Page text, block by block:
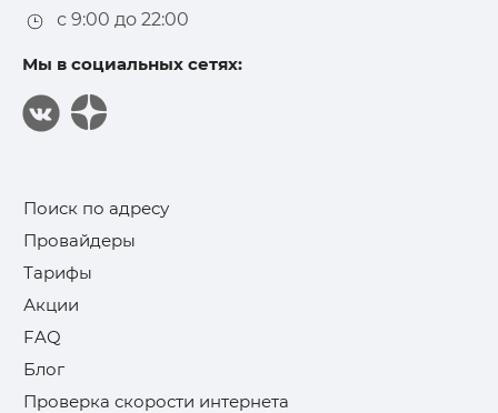
с 9:00 до 22:00
Мы в социальных сетях:
Поиск по адресу
Провайдеры
Тарифы
Акции
FAQ
Блог
Проверка скорости интернета